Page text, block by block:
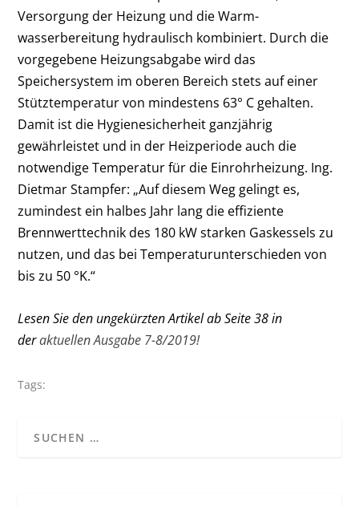
Versorgung der Heizung und die Warm­
wasserbereitung hydraulisch kombiniert. Durch die
vorgegebene Heizungsabgabe wird das
Speichersystem im oberen Bereich stets auf einer
Stütztemperatur von mindestens 63° C gehalten.
Damit ist die Hygienesicherheit ganzjährig
gewährleistet und in der Heizperiode auch die
notwendige ­Temperatur für die Einrohrheizung. Ing.
Dietmar Stampfer: „Auf diesem Weg gelingt es,
zumindest ein halbes Jahr lang die effiziente
Brennwerttechnik des 180 kW ­starken Gaskessels zu
nutzen, und das bei Temperaturunterschieden von
bis zu 50 °K.“
Lesen Sie den ungekürzten Artikel ab Seite 38 in
deraktuellen Ausgabe 7-8/2019!
Tags: